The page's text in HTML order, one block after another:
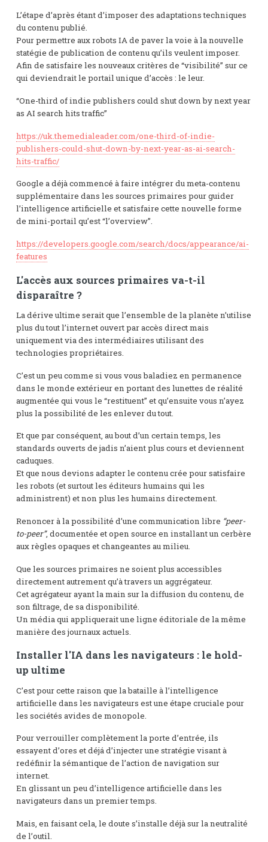
L’étape d’après étant d’imposer des adaptations techniques
du contenu publié.
Pour permettre aux robots IA de paver la voie à la nouvelle
statégie de publication de contenu qu’ils veulent imposer.
Afin de satisfaire les nouveaux critères de “visibilité” sur ce
qui deviendrait le portail unique d’accès : le leur.
“One-third of indie publishers could shut down by next year
as AI search hits traffic”
https://uk.themedialeader.com/one-third-of-indie-
publishers-could-shut-down-by-next-year-as-ai-search-
hits-traffic/
Google a déjà commencé à faire intégrer du meta-contenu
supplémentaire dans les sources primaires pour guider
l’intelligence artificielle et satisfaire cette nouvelle forme
de mini-portail qu’est “l’overview”.
https://developers.google.com/search/docs/appearance/ai-
features
L'accès aux sources primaires va-t-il
disparaître ?
La dérive ultime serait que l’ensemble de la planète n’utilise
plus du tout l’internet ouvert par accès direct mais
uniquement via des intermédiaires utilisant des
technologies propriétaires.
C’est un peu comme si vous vous baladiez en permanence
dans le monde extérieur en portant des lunettes de réalité
augmentée qui vous le “restituent” et qu’ensuite vous n’ayez
plus la possibilité de les enlever du tout.
Et que par conséquent, au bout d’un certain temps, les
standards ouverts de jadis n’aient plus cours et deviennent
caduques.
Et que nous devions adapter le contenu crée pour satisfaire
les robots (et surtout les éditeurs humains qui les
administrent) et non plus les humains directement.
Renoncer à la possibilité d’une communication libre “peer-
to-peer”, documentée et open source en installant un cerbère
aux règles opaques et changeantes au milieu.
Que les sources primaires ne soient plus accessibles
directement autrement qu’à travers un aggrégateur.
Cet agrégateur ayant la main sur la diffusion du contenu, de
son filtrage, de sa disponibilité.
Un média qui appliquerait une ligne éditoriale de la même
manière des journaux actuels.
Installer l'IA dans les navigateurs : le hold-
up ultime
C’est pour cette raison que la bataille à l’intelligence
artificielle dans les navigateurs est une étape cruciale pour
les sociétés avides de monopole.
Pour verrouiller complètement la porte d’entrée, ils
essayent d’ores et déjá d’injecter une stratégie visant à
redéfinir la sémantique de l’action de navigation sur
internet.
En glissant un peu d’intelligence artificielle dans les
navigateurs dans un premier temps.
Mais, en faisant cela, le doute s’installe déjà sur la neutralité
de l’outil.